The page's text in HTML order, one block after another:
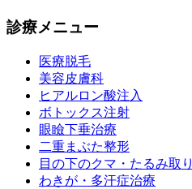
診療メニュー
医療脱毛
美容皮膚科
ヒアルロン酸注入
ボトックス注射
眼瞼下垂治療
二重まぶた整形
目の下のクマ・たるみ取り
わきが・多汗症治療